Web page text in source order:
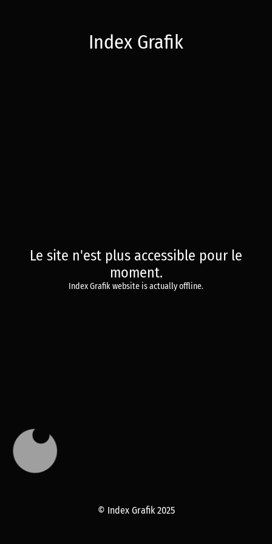
Index Grafik
Le site n'est plus accessible pour le
moment.
Index Grafik website is actually offline.
© Index Grafik 2025